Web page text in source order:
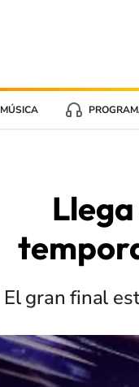
MÚSICA
El gran final